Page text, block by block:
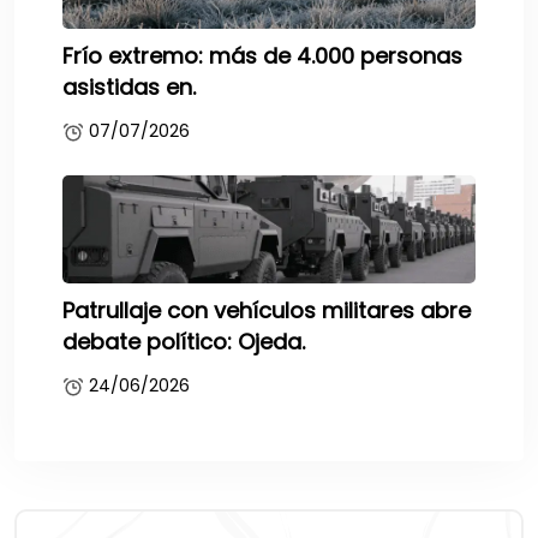
Frío extremo: más de 4.000 personas
asistidas en.
07/07/2026
Patrullaje con vehículos militares abre
debate político: Ojeda.
24/06/2026